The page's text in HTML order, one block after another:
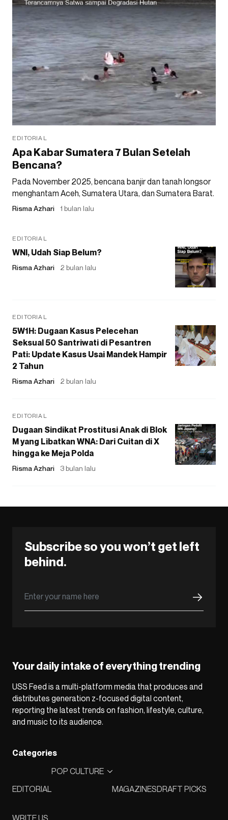
EDITORIAL
Apa Kabar Sumatera 7 Bulan Setelah
Bencana?
Pada November 2025, bencana banjir dan tanah longsor
menghantam Aceh, Sumatera Utara, dan Sumatera Barat.
Risma Azhari 1 bulan lalu
EDITORIAL
WNI, Udah Siap Belum?
Risma Azhari 2 bulan lalu
EDITORIAL
5W1H: Dugaan Kasus Pelecehan
Seksual 50 Santriwati di Pesantren
Pati: Update Kasus Usai Mandek Hampir
2 Tahun
Risma Azhari 2 bulan lalu
EDITORIAL
Dugaan Sindikat Prostitusi Anak di Blok
M yang Libatkan WNA: Dari Cuitan di X
hingga ke Meja Polda
Risma Azhari 3 bulan lalu
Subscribe so you won’t get left
behind.
Your daily intake of everything trending
USS Feed is a multi-platform media that produces and
distributes generation z-focused digital content,
reporting the latest trends on fashion, lifestyle, culture,
and music to its audience.
Categories
EDITORIAL
POP CULTURE
MAGAZINESDRAFT PICKS